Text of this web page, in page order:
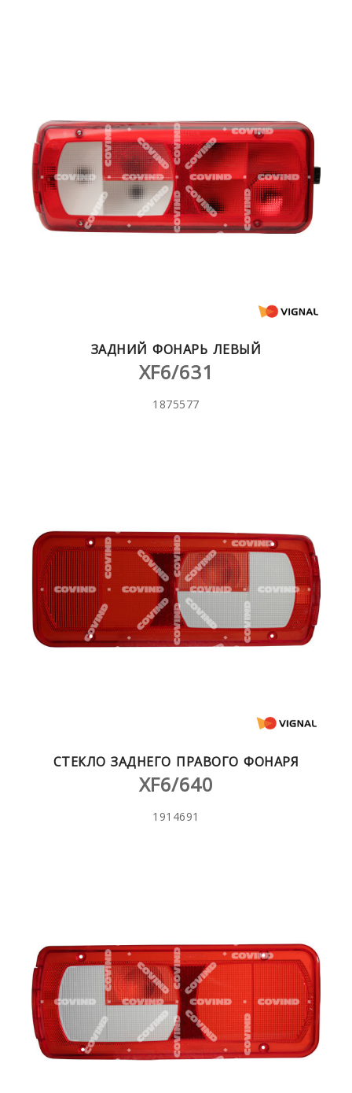
ЗАДНИЙ ФОНАРЬ ЛЕВЫЙ
XF6/631
1875577
СТЕКЛО ЗАДНЕГО ПРАВОГО ФОНАРЯ
XF6/640
1914691